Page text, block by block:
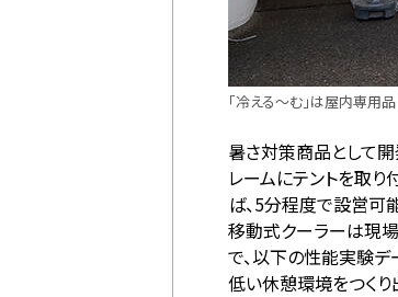
「冷える～む」は屋内専用品
暑さ対策商品として開
レームにテントを取り
ば、5分程度で設営
移動式クーラーは現
で、以下の性能実験
低い休憩環境をつくり